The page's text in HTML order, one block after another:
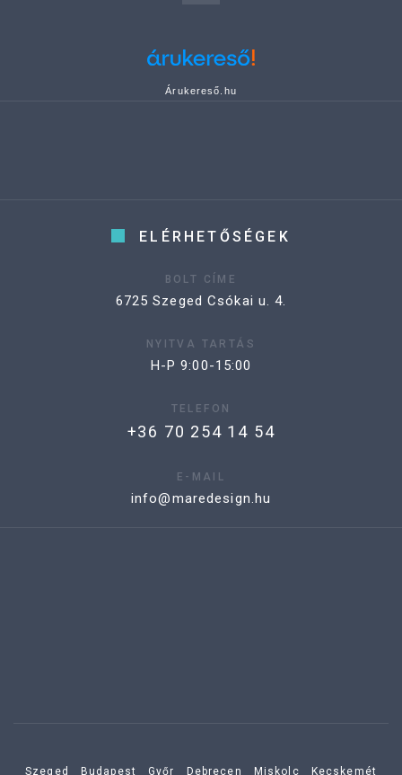
Árukereső.hu
ELÉRHETŐSÉGEK
BOLT CÍME
6725 Szeged Csókai u. 4.
NYITVA TARTÁS
H-P 9:00-15:00
TELEFON
+36 70 254 14 54
E-MAIL
info@maredesign.hu
Szeged Budapest Győr Debrecen Miskolc Kecskemét